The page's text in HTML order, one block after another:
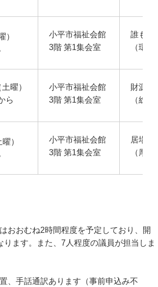
）
小平市福祉会館
3階 第1集会室
誰もが
（環
曜）
ら
小平市福祉会館
3階 第1集会室
財源確
（総
）
小平市福祉会館
3階 第1集会室
居場所
（厚
おおむね2時間程度を予定しており、開
ります。また、7人程度の議員が担当しま
、手話通訳あります（事前申込み不